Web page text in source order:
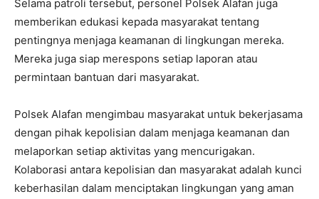
Selama patroli tersebut, personel Polsek Alafan juga
memberikan edukasi kepada masyarakat tentang
pentingnya menjaga keamanan di lingkungan mereka.
Mereka juga siap merespons setiap laporan atau
permintaan bantuan dari masyarakat.
Polsek Alafan mengimbau masyarakat untuk bekerjasama
dengan pihak kepolisian dalam menjaga keamanan dan
melaporkan setiap aktivitas yang mencurigakan.
Kolaborasi antara kepolisian dan masyarakat adalah kunci
keberhasilan dalam menciptakan lingkungan yang aman